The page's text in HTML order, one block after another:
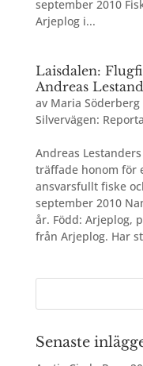
september 2010
Arjeplog i...
Laisdalen:
Andreas
av Maria Söderberg
Silvervägen:
Andreas
träffade honom för
ansvarsfullt fiske
september 2010
år. Född: Arjeplog,
från Arjeplog. Har
Senaste